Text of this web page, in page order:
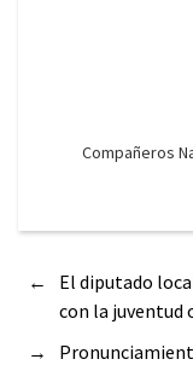
Compañeros
←
El diputado
con la juventud
→